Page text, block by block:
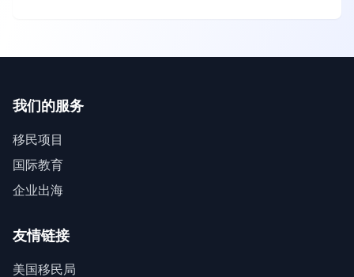
我们的服务
移民项目
国际教育
企业出海
友情链接
美国移民局